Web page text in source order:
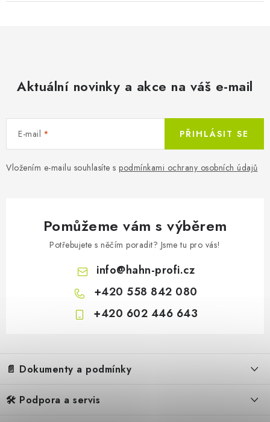
Aktuální novinky a akce na váš e-mail
E-mail
Vložením e-mailu souhlasíte s podmínkami ochrany osobních údajů
PŘIHLÁSIT SE
Pomůžeme vám s výběrem
Potřebujete s něčím poradit? Jsme tu pro vás!
info@hahn-profi.cz
+420 558 842 080
+420 602 446 643
a
t
📄 Dokumenty a podmínky
Obchodní podmínky
🛠️ Podpora a servis